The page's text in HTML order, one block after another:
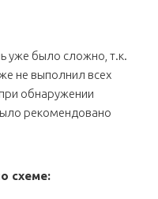
уже было сложно, т.к.
не выполнил всех
обнаружении
рекомендовано
схеме: